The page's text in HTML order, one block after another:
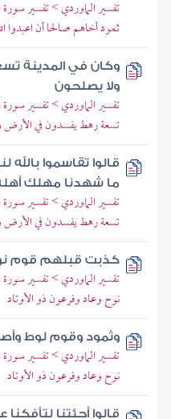
تفسير الماوردي > تفسير سورة
ثمود أخاهم صالحا أن اعبدوا
وكان في المدينة
ولا يصلحون
تفسير الماوردي > تفسير سورة
تسعة رهط يفسدون في
قالوا تقاسموا بالله
ما شهدنا مهلك
تفسير الماوردي > تفسير سورة
تسعة رهط يفسدون في
كذبت قبلهم قوم نوح
تفسير الماوردي > تفسير
نوح وعاد وفرعون ذو الأوتاد
وثمود وقوم لوط
تفسير الماوردي > تفسير
نوح وعاد وفرعون ذو الأوتاد
قالوا أجئتنا لتأفكنا